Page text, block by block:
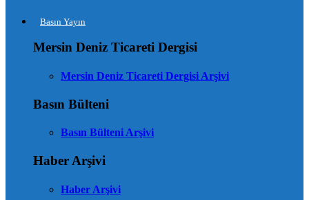
Basın Yayın
Mersin Deniz Ticareti Dergisi
Mersin Deniz Ticareti Dergisi Arşivi
Basın Bülteni
Basın Bülteni Arşivi
Haber Arşivi
Haber Arşivi